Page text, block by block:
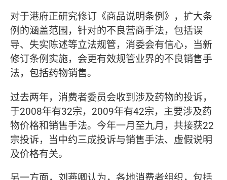
对于港府正研究修订《商品说明条例》，扩大条
例的涵盖范围，针对的不良营商手法，包括误
导、失实陈述等立法规管，消委会有信心，当新
修订条例实施，会更有效规管业界的不良销售手
法，包括药物销售。
过去两年，消费者委员会收到涉及药物的投诉，
于2008年有32宗，2009年有42宗，主要涉及药
物价格和销售手法。今年一月至九月，共接获22
宗投诉，当中约三成投诉与销售手法、虚假说明
及价格有关。
另一方面，刘燕卿认为，各地消费者组织，包括